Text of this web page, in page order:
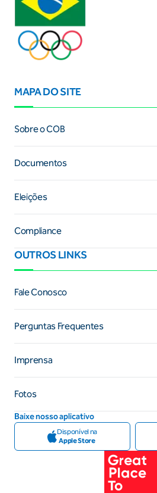
MAPA DO SITE
Sobre o COB
Documentos
Eleições
Compliance
OUTROS LINKS
Fale Conosco
Perguntas Frequentes
Imprensa
Fotos
Baixe nosso aplicativo
Disponível na
Apple Store